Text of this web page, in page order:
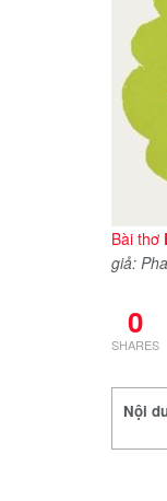
Bài thơ
giả:
0
SHARES
Nội